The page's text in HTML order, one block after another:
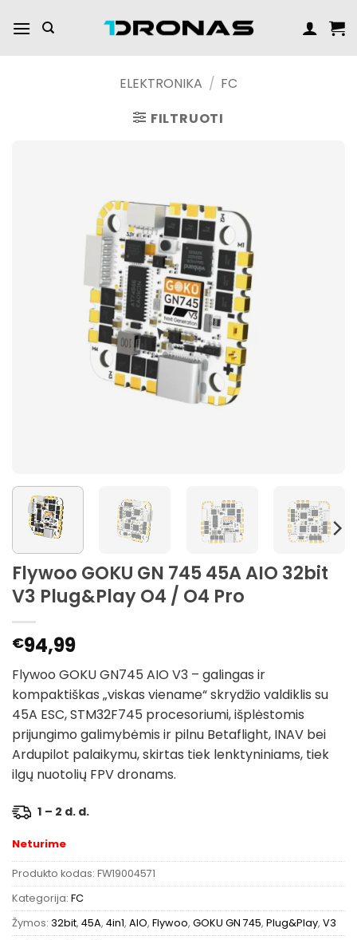
turinį
ELEKTRONIKA / FC
FILTRUOTI
Flywoo GOKU GN 745 45A AIO 32bit
V3 Plug&Play O4 / O4 Pro
€94,99
Flywoo GOKU GN745 AIO V3 – galingas ir
kompaktiškas „viskas viename“ skrydžio valdiklis su
45A ESC, STM32F745 procesoriumi, išplėstomis
prijungimo galimybėmis ir pilnu Betaflight, INAV bei
Ardupilot palaikymu, skirtas tiek lenktyniniams, tiek
ilgų nuotolių FPV dronams.
1 – 2 d. d.
Neturime
Produkto kodas: FW19004571
Kategorija: FC
Žymos: 32bit, 45A, 4in1, AIO, Flywoo, GOKU GN 745, Plug&Play, V3